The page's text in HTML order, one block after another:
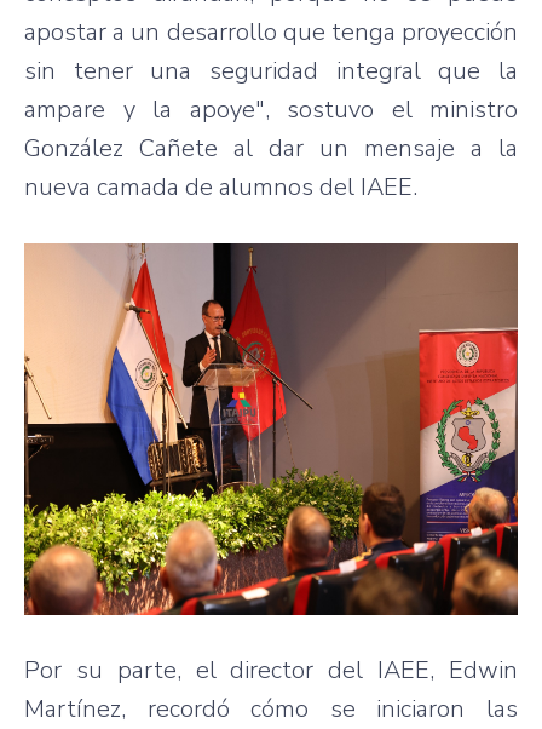
apostar a un desarrollo que tenga proyección
sin tener una seguridad integral que la
ampare y la apoye", sostuvo el ministro
González Cañete al dar un mensaje a la
nueva camada de alumnos del IAEE.
Por su parte, el director del IAEE, Edwin
Martínez, recordó cómo se iniciaron las